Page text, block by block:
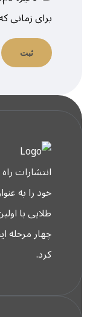
برای زمانی
خود را به
طلایی با
چهار مرحله
کرد.